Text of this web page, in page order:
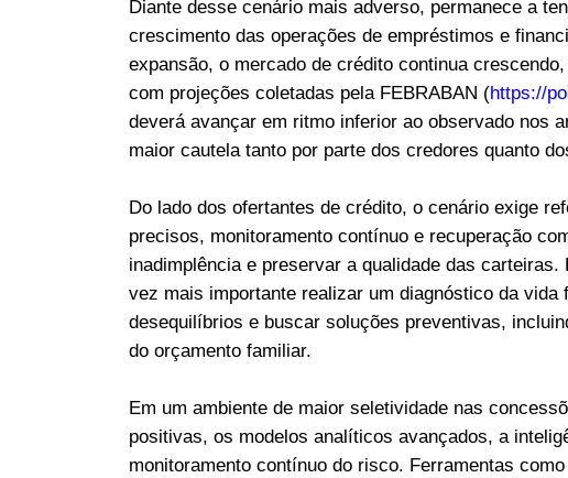
Diante desse cenário mais adverso, permanece a
crescimento das operações de empréstimos e
expansão, o mercado de crédito continua
com projeções coletadas pela FEBRABAN (https://
deverá avançar em ritmo inferior ao observado nos
maior cautela tanto por parte dos credores quanto
Do lado dos ofertantes de crédito, o cenário exige
precisos, monitoramento contínuo e recuperação
inadimplência e preservar a qualidade das
vez mais importante realizar um diagnóstico da vida
desequilíbrios e buscar soluções preventivas,
do orçamento familiar.
Em um ambiente de maior seletividade nas
positivas, os modelos analíticos avançados, a
monitoramento contínuo do risco. Ferramentas